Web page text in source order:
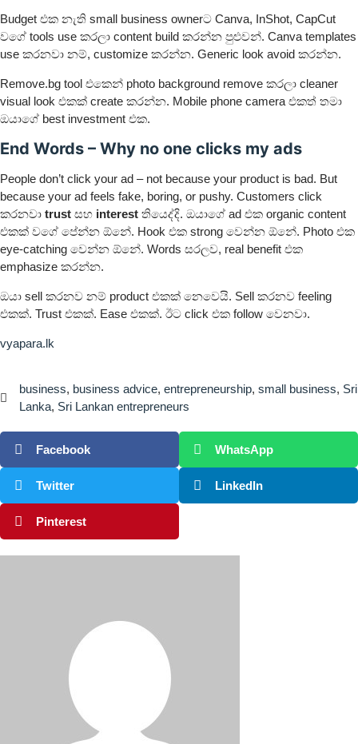
Budget එක නැති small business ownerට Canva, InShot, CapCut
වගේ tools use කරලා content build කරන්න පුළුවන්. Canva templates
use කරනවා නම්, customize කරන්න. Generic look avoid කරන්න.
Remove.bg tool එකෙන් photo background remove කරලා cleaner
visual look එකක් create කරන්න. Mobile phone camera එකත් තමා
ඔයාගේ best investment එක.
End Words – Why no one clicks my ads
People don’t click your ad – not because your product is bad. But
because your ad feels fake, boring, or pushy. Customers click
කරනවා trust සහ interest තියෙද්දි. ඔයාගේ ad එක organic content
එකක් වගේ පේන්න ඕනේ. Hook එක strong වෙන්න ඕනේ. Photo එක
eye-catching වෙන්න ඕනේ. Words සරලව, real benefit එක
emphasize කරන්න.
ඔයා sell කරනව නම් product එකක් නෙවෙයි. Sell කරනව feeling
එකක්. Trust එකක්. Ease එකක්. ඊට click එක follow වෙනවා.
vyapara.lk
business, business advice, entrepreneurship, small business, Sri
Lanka, Sri Lankan entrepreneurs
Facebook WhatsApp
Twitter LinkedIn
Pinterest